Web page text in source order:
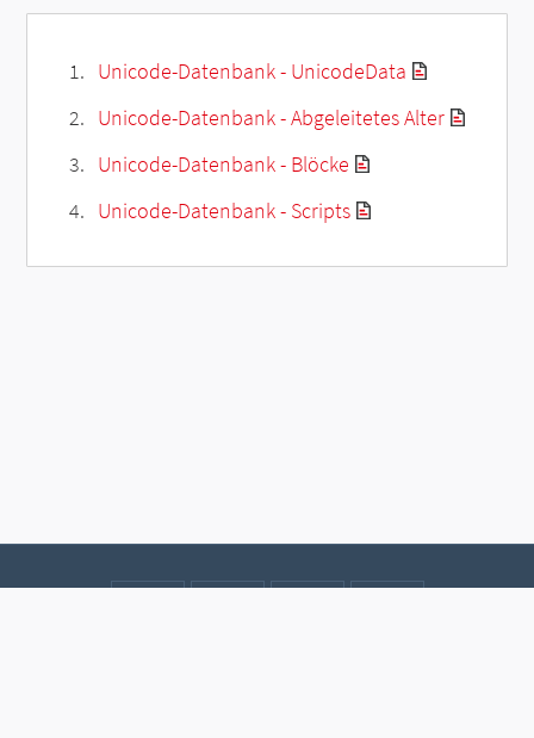
Unicode-Datenbank - UnicodeData
Unicode-Datenbank - Abgeleitetes Alter
Unicode-Datenbank - Blöcke
Unicode-Datenbank - Scripts